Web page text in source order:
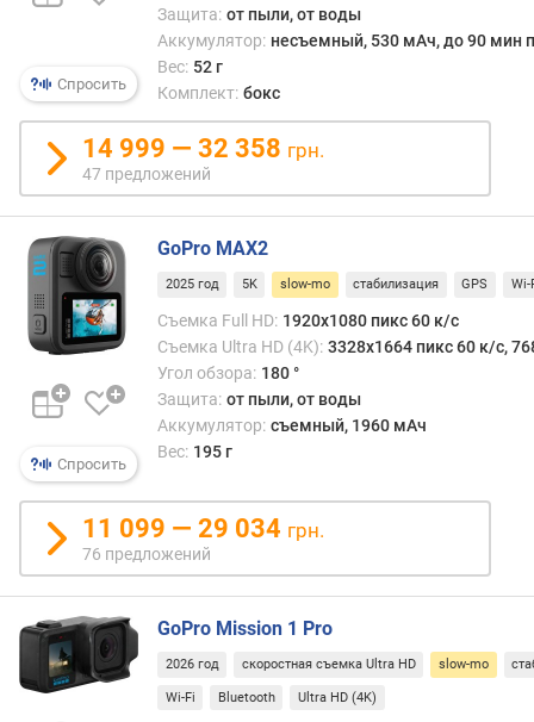
H
D
(
1
0
8
0
p
с
е
м
а
Q
a
D
с
ъ
Спросить
Защита: от пыли, от воды
Аккумулятор: несъемный, 530 мАч, до 90 мин
Вес: 52 г
Комплект: бокс
14 999 — 32 358 грн.
47 предложений
Спросить
GoPro MAX2
2025 год 5K slow-mo стабилизация GPS Wi-
Съемка Full HD: 1920x1080 пикс 60 к/с
Съемка Ultra HD (4K): 3328x1664 пикс 60 к/с,
Угол обзора: 180 °
Защита: от пыли, от воды
Аккумулятор: съемный, 1960 мАч
Вес: 195 г
11 099 — 29 034 грн.
76 предложений
GoPro Mission 1 Pro
2026 год скоростная съемка Ultra HD slow-mo
Wi-Fi Bluetooth Ultra HD (4K)